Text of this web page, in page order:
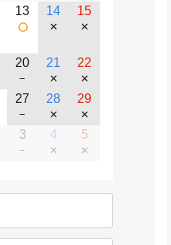
13 14
✕
15
✕
20
−
21
✕
22
✕
27
−
28
✕
29
✕
3
−
4
✕
5
✕